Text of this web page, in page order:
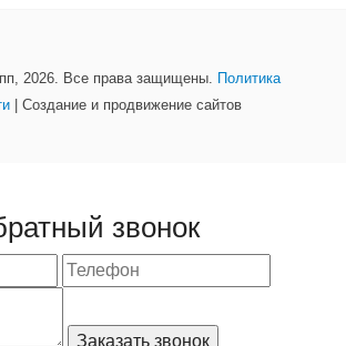
2026. Все права защищены. Политика
| Создание и продвижение сайтов
звонок